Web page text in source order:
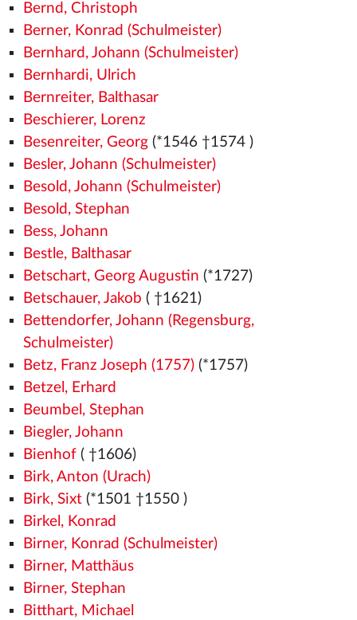
Bernd, Christoph
Berner, Konrad (Schulmeister)
Bernhard, Johann (Schulmeister)
Bernhardi, Ulrich
Bernreiter, Balthasar
Beschierer, Lorenz
Besenreiter, Georg(*1546 †1574 )
Besler, Johann (Schulmeister)
Besold, Johann (Schulmeister)
Besold, Stephan
Bess, Johann
Bestle, Balthasar
Betschart, Georg Augustin (*1727)
Betschauer, Jakob ( †1621)
Bettendorfer, Johann (Regensburg,
Schulmeister)
Betz, Franz Joseph (1757)(*1757)
Betzel, Erhard
Beumbel, Stephan
Biegler, Johann
Bienhof( †1606)
Birk, Anton (Urach)
Birk, Sixt(*1501 †1550 )
Birkel, Konrad
Birner, Konrad (Schulmeister)
Birner, Matthäus
Birner, Stephan
Bitthart, Michael